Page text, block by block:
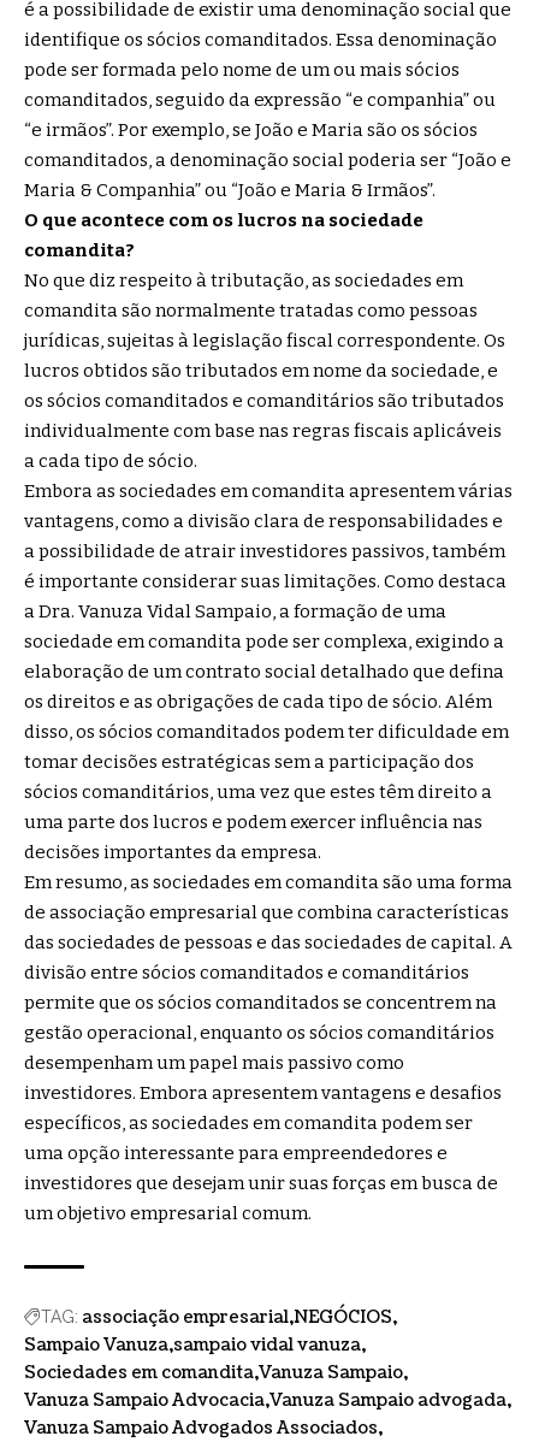
é a possibilidade de existir uma denominação social que
identifique os sócios comanditados. Essa denominação
pode ser formada pelo nome de um ou mais sócios
comanditados, seguido da expressão “e companhia” ou
“e irmãos”. Por exemplo, se João e Maria são os sócios
comanditados, a denominação social poderia ser “João e
Maria & Companhia” ou “João e Maria & Irmãos”.
O que acontece com os lucros na sociedade
comandita?
No que diz respeito à tributação, as sociedades em
comandita são normalmente tratadas como pessoas
jurídicas, sujeitas à legislação fiscal correspondente. Os
lucros obtidos são tributados em nome da sociedade, e
os sócios comanditados e comanditários são tributados
individualmente com base nas regras fiscais aplicáveis
a cada tipo de sócio.
Embora as sociedades em comandita apresentem várias
vantagens, como a divisão clara de responsabilidades e
a possibilidade de atrair investidores passivos, também
é importante considerar suas limitações. Como destaca
a Dra. Vanuza Vidal Sampaio, a formação de uma
sociedade em comandita pode ser complexa, exigindo a
elaboração de um contrato social detalhado que defina
os direitos e as obrigações de cada tipo de sócio. Além
disso, os sócios comanditados podem ter dificuldade em
tomar decisões estratégicas sem a participação dos
sócios comanditários, uma vez que estes têm direito a
uma parte dos lucros e podem exercer influência nas
decisões importantes da empresa.
Em resumo, as sociedades em comandita são uma forma
de associação empresarial que combina características
das sociedades de pessoas e das sociedades de capital. A
divisão entre sócios comanditados e comanditários
permite que os sócios comanditados se concentrem na
gestão operacional, enquanto os sócios comanditários
desempenham um papel mais passivo como
investidores. Embora apresentem vantagens e desafios
específicos, as sociedades em comandita podem ser
uma opção interessante para empreendedores e
investidores que desejam unir suas forças em busca de
um objetivo empresarial comum.
TAG: associação empresarial NEGÓCIOS
Sampaio Vanuza sampaio vidal vanuza
Sociedades em comandita Vanuza Sampaio
Vanuza Sampaio Advocacia Vanuza Sampaio advogada
Vanuza Sampaio Advogados Associados